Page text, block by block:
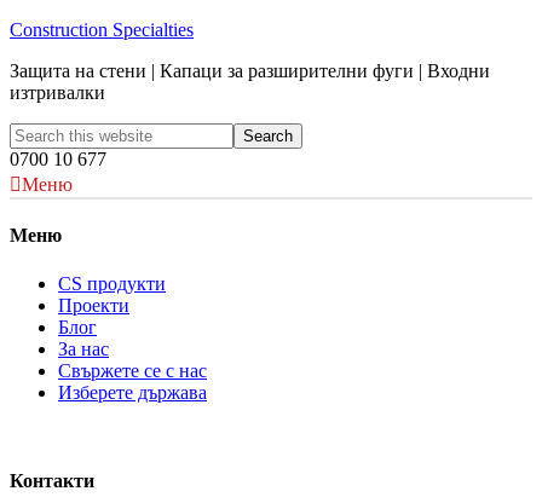
Construction Specialties
Защита на стени | Капаци за разширителни фуги | Входни
изтривалки
0700 10 677
Меню
Меню
CS продукти
Проекти
Блог
За нас
Свържете се с нас
Изберете държава
Контакти